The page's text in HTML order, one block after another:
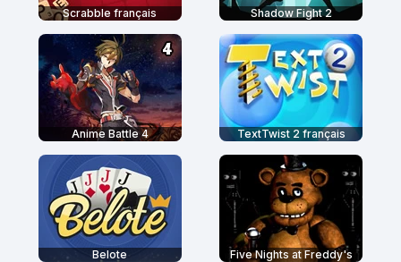
Scrabble français Shadow Fight 2
Anime Battle 4 TextTwist 2 français
Belote Five Nights at Freddy's